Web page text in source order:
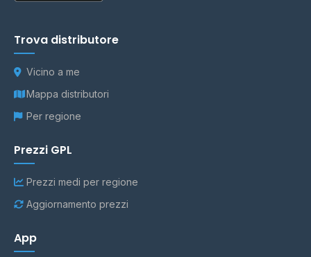
Trova distributore
Vicino a me
Mappa distributori
Per regione
Prezzi GPL
Prezzi medi per regione
Aggiornamento prezzi
App